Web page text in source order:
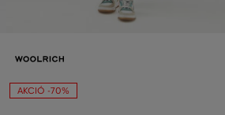
AKCIÓ -70%